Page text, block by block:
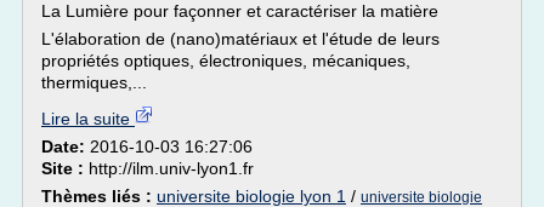
La Lumière pour façonner et caractériser la matière
L'élaboration de (nano)matériaux et l'étude de leurs
propriétés optiques, électroniques, mécaniques,
thermiques,...
Lire la suite
Date: 2016-10-03 16:27:06
Site : http://ilm.univ-lyon1.fr
Thèmes liés : universite biologie lyon 1 / universite biologie